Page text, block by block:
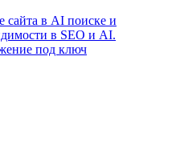
сайта в AI поиске и
в SEO и AI.
под ключ